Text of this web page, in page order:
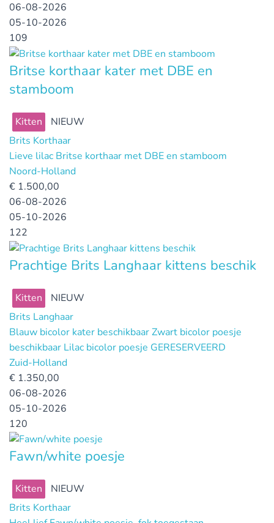
06-08-2026
05-10-2026
109
Britse korthaar kater met DBE en
stamboom
Kitten
NIEUW
Brits Korthaar
Lieve lilac Britse korthaar met DBE en stamboom
Noord-Holland
€ 1.500,00
06-08-2026
05-10-2026
122
Prachtige Brits Langhaar kittens beschik
Kitten
NIEUW
Brits Langhaar
Blauw bicolor kater beschikbaar Zwart bicolor poesje
beschikbaar Lilac bicolor poesje GERESERVEERD
Zuid-Holland
€ 1.350,00
06-08-2026
05-10-2026
120
Fawn/white poesje
Kitten
NIEUW
Brits Korthaar